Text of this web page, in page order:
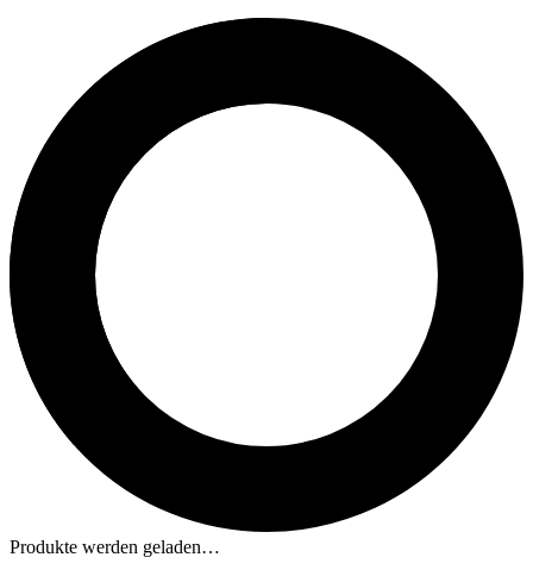
Produkte werden geladen…